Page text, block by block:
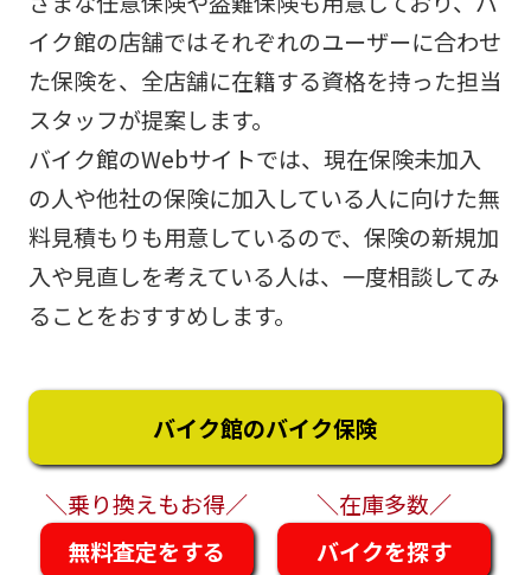
イク館の店舗ではそれぞれのユーザーに合わせ
た保険を、全店舗に在籍する資格を持った担当
スタッフが提案します。
バイク館のWebサイトでは、現在保険未加入
の人や他社の保険に加入している人に向けた無
料見積もりも用意しているので、保険の新規加
入や見直しを考えている人は、一度相談してみ
ることをおすすめします。
バイク館のバイク保険
＼乗り換えもお得／
＼在庫多数／
無料査定をする
バイクを探す